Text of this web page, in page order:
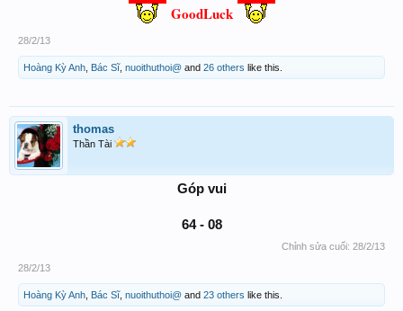
GoodLuck
28/2/13
Hoàng Kỳ Anh Bác Sĩ, nuoithuthoi@ and 26 others like this.
thomas
Thần Tài
Góp vui
64 - 08
Chỉnh sửa cuối: 28/2/13
28/2/13
Hoàng Kỳ Anh Bác Sĩ, nuoithuthoi@ and 23 others like this.